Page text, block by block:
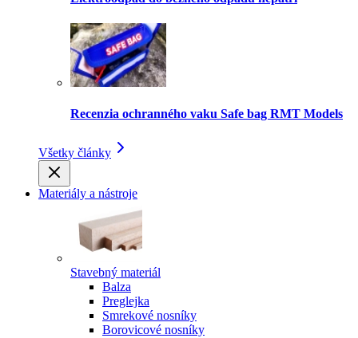
Recenzia ochranného vaku Safe bag RMT Models
Všetky články
Materiály a nástroje
Stavebný materiál
Balza
Preglejka
Smrekové nosníky
Borovicové nosníky